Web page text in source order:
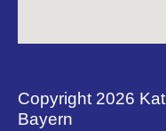
Copyright 2026
Bayern